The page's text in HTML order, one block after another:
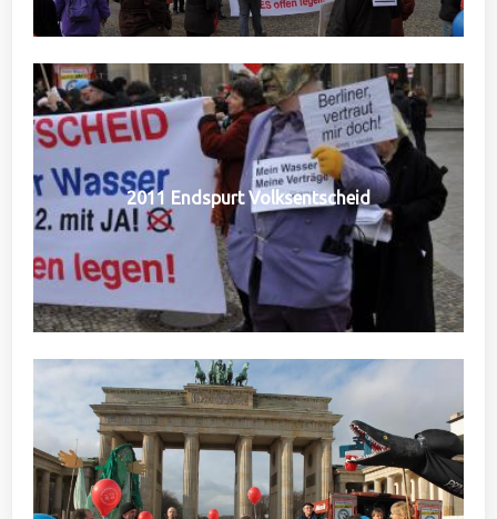
2011 Endspurt Volksentscheid